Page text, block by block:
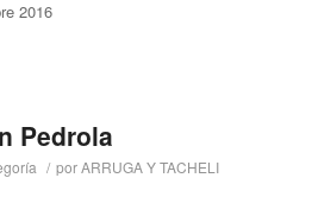
Pedrola
/ porARRUGA Y TACHELI